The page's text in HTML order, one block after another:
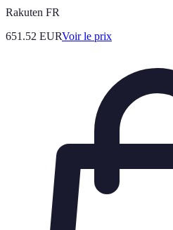
Rakuten FR
651.52 EURVoir le prix